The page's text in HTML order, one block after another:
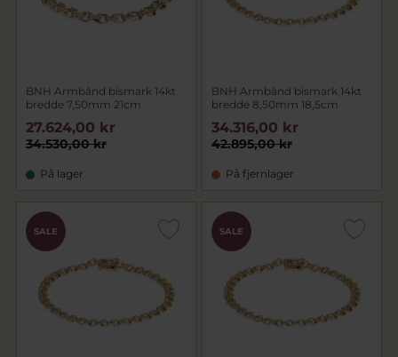
BNH Armbånd bismark 14kt
bredde 7,50mm 21cm
34.530,00 kr
27.624,00 kr
På lager
BNH Armbånd bismark 14kt
bredde 8,50mm 18,5cm
42.895,00 kr
34.316,00 kr
På fjernlager
SALE SALE